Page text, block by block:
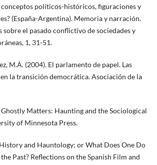
conceptos políticos-históricos, figuraciones y
(España-Argentina). Memoria y narración.
sobre el pasado conflictivo de sociedades y
1, 31-51.
M.Á. (2004). El parlamento de papel. Las
la transición democrática. Asociación de la
Matters: Haunting and the Sociological
of Minnesota Press.
and Hauntology; or What Does One Do
Past? Reflections on the Spanish Film and